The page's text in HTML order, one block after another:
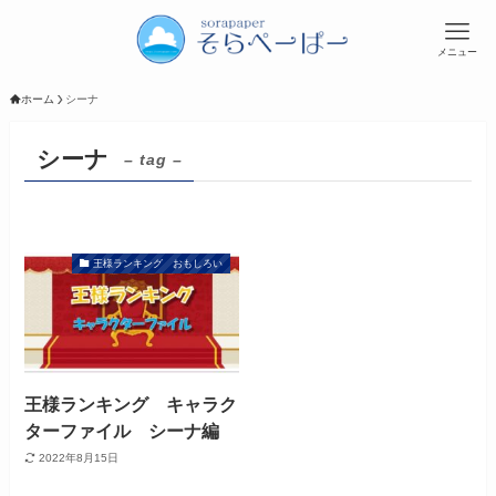
メニュー
ホーム シーナ
シーナ – tag –
王様ランキング おもしろい
王様ランキング キャラク
ターファイル シーナ編
2022年8月15日